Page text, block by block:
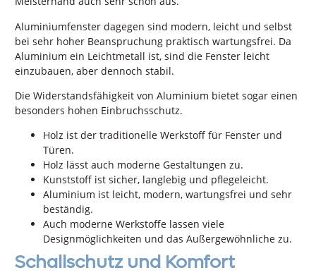
Aluminiumfenster dagegen sind modern, leicht und selbst
bei sehr hoher Beanspruchung praktisch wartungsfrei. Da
Aluminium ein Leichtmetall ist, sind die Fenster leicht
einzubauen, aber dennoch stabil.
Die Widerstandsfähigkeit von Aluminium bietet sogar einen
besonders hohen Einbruchsschutz.
Holz ist der traditionelle Werkstoff für Fenster und
Türen.
Holz lässt auch moderne Gestaltungen zu.
Kunststoff ist sicher, langlebig und pflegeleicht.
Aluminium ist leicht, modern, wartungsfrei und sehr
beständig.
Auch moderne Werkstoffe lassen viele
Designmöglichkeiten und das Außergewöhnliche zu.
Schallschutz und Komfort